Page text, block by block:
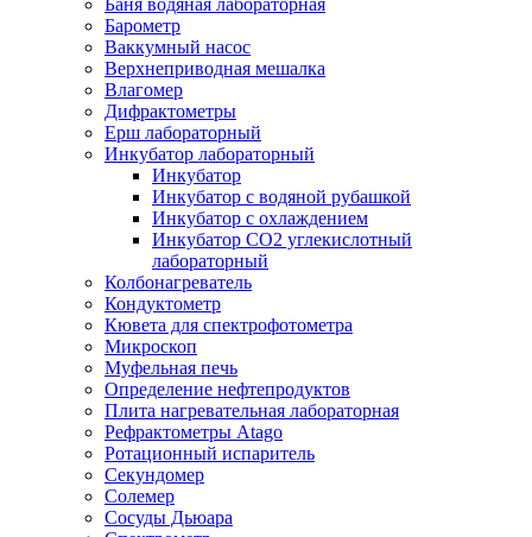
Баня водяная лабораторная
Барометр
Ваккумный насос
Верхнеприводная мешалка
Влагомер
Дифрактометры
Ерш лабораторный
Инкубатор лабораторный
Инкубатор
Инкубатор с водяной рубашкой
Инкубатор с охлаждением
Инкубатор СО2 углекислотный
лабораторный
Колбонагреватель
Кондуктометр
Кювета для спектрофотометра
Микроскоп
Муфельная печь
Определение нефтепродуктов
Плита нагревательная лабораторная
Рефрактометры Atago
Ротационный испаритель
Секундомер
Солемер
Сосуды Дьюара